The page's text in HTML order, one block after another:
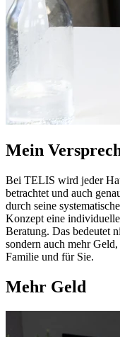
Mein
Bei TELIS wird jeder
betrachtet und auch
durch seine
Konzept eine
Beratung. Das bedeutet
sondern auch mehr
Familie und für Sie.
Mehr Geld